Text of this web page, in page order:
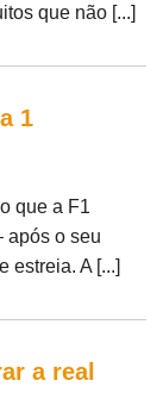
que não [...]
1
que a F1
após o seu
estreia. A [...]
a real